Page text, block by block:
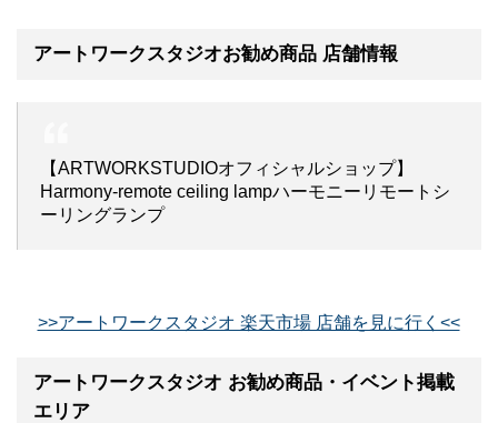
アートワークスタジオお勧め商品 店舗情報
【ARTWORKSTUDIOオフィシャルショップ】
Harmony-remote ceiling lampハーモニーリモートシ
ーリングランプ
>>アートワークスタジオ 楽天市場 店舗を見に行く<<
アートワークスタジオ お勧め商品・イベント掲載
エリア